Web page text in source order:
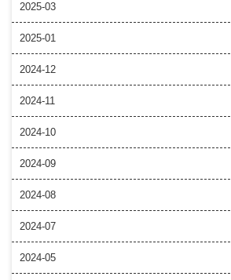
2025-03
2025-01
2024-12
2024-11
2024-10
2024-09
2024-08
2024-07
2024-05